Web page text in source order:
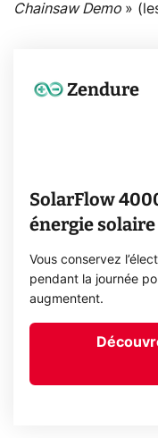
Chainsaw Demo »
Zendure
SolarFlow
énergie
Vous conservez
pendant la journée
augmentent.